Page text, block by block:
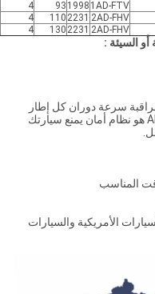
1AD-FTV
1998
93
4
2AD-FHV
2231
110
4
2AD-FHV
2231
130
4
السيئة :
سرعة دوران كل إطار
والإبلاغ عنها إلى وحدة التحكم في ABS. ABS هو نظام أمان يمنع سيارتك
المناسب
الأمريكية والسيارات